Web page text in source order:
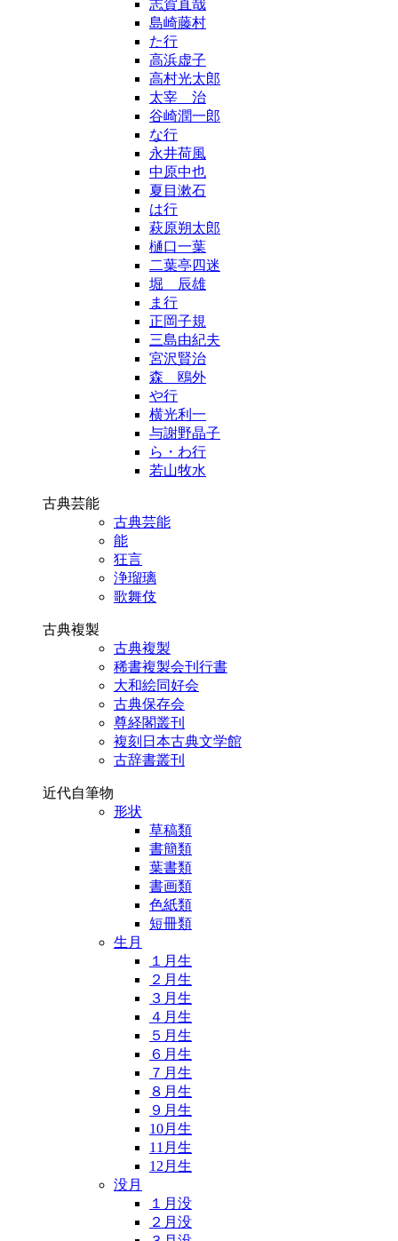
志賀直哉
島崎藤村
た行
高浜虚子
高村光太郎
太宰 治
谷崎潤一郎
な行
永井荷風
中原中也
夏目漱石
は行
萩原朔太郎
樋口一葉
二葉亭四迷
堀 辰雄
ま行
正岡子規
三島由紀夫
宮沢賢治
森 鴎外
や行
横光利一
与謝野晶子
ら・わ行
若山牧水
古典芸能
古典芸能
能
狂言
浄瑠璃
歌舞伎
古典複製
古典複製
稀書複製会刊行書
大和絵同好会
古典保存会
尊経閣叢刊
複刻日本古典文学館
古辞書叢刊
近代自筆物
形状
草稿類
書簡類
葉書類
書画類
色紙類
短冊類
生月
１月生
２月生
３月生
４月生
５月生
６月生
７月生
８月生
９月生
10月生
11月生
12月生
没月
１月没
２月没